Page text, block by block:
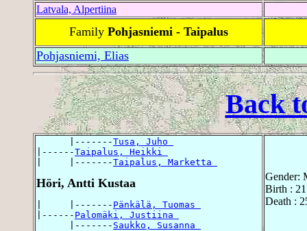
Latvala, Alpertiina
Family Pohjasniemi - Taipalus
Pohjasniemi, Elias
Back
      |-------
Tusa, Juho
|------Taipalus, Heikki
|     |-------Taipalus, Marketta
Höri, Antti Kustaa
|     |------- Pänkälä, Tuomas
|------ Palomäki, Justiina
      |-------
Saukko, Susanna
Gender:
Birth :
Death :